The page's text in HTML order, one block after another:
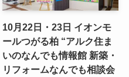
10月22日・23日 イオンモ
ールつがる柏 “アルク住ま
いのなんでも情報館 新築・
リフォームなんでも相談会